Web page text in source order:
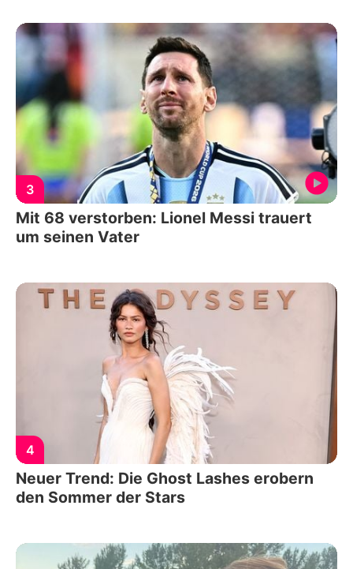
3
Mit 68 verstorben: Lionel Messi trauert
um seinen Vater
4
Neuer Trend: Die Ghost Lashes erobern
den Sommer der Stars